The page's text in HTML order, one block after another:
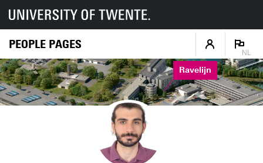
PEOPLE PAGES
NL
Ravelijn